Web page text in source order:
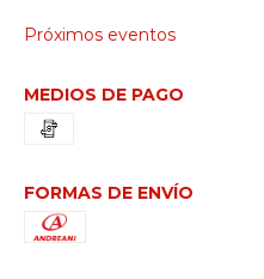
Próximos eventos
MEDIOS DE PAGO
FORMAS DE ENVÍO